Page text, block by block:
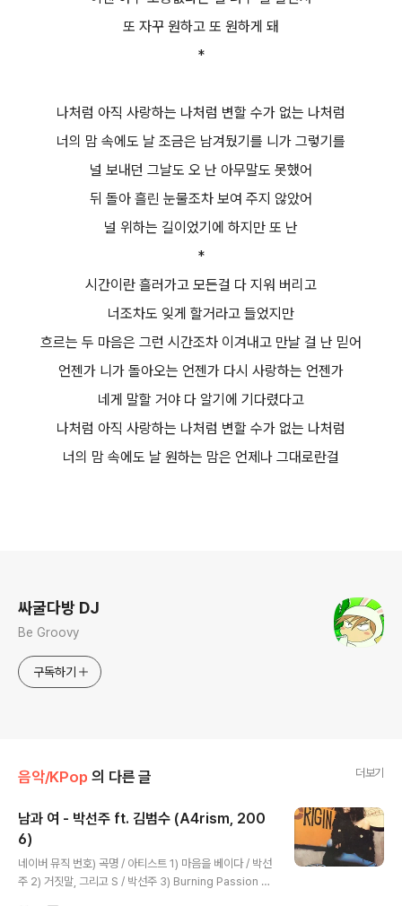
또 자꾸 원하고 또 원하게 돼
*
나처럼 아직 사랑하는 나처럼 변할 수가 없는 나처럼
너의 맘 속에도 날 조금은 남겨뒀기를 니가 그렇기를
널 보내던 그날도 오 난 아무말도 못했어
뒤 돌아 흘린 눈물조차 보여 주지 않았어
널 위하는 길이었기에 하지만 또 난
*
시간이란 흘러가고 모든걸 다 지워 버리고
너조차도 잊게 할거라고 들었지만
흐르는 두 마음은 그런 시간조차 이겨내고 만날 걸 난 믿어
언젠가 니가 돌아오는 언젠가 다시 사랑하는 언젠가
네게 말할 거야 다 알기에 기다렸다고
나처럼 아직 사랑하는 나처럼 변할 수가 없는 나처럼
너의 맘 속에도 날 원하는 맘은 언제나 그대로란걸
싸굴다방 DJ
Be Groovy
구독하기
음악/KPop 의 다른 글 더보기
남과 여 - 박선주 ft. 김범수 (A4rism, 200
6)
네이버 뮤직 번호) 곡명 / 아티스트 1) 마음을 베이다 / 박선
주 2) 거짓말, 그리고 S / 박선주 3) Burning Passion /